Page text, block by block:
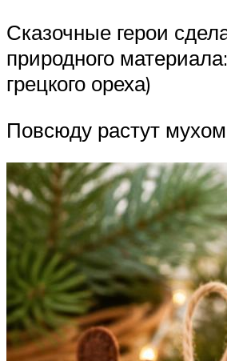
Сказочные герои
природного
грецкого ореха)
Повсюду растут